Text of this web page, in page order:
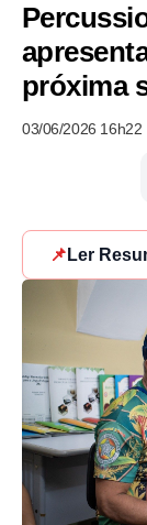
próxima
03/06/2026 16h22
📌 Ler